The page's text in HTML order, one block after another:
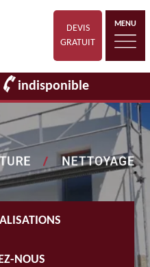
DEVIS
GRATUIT
MENU
indisponible
NOUS